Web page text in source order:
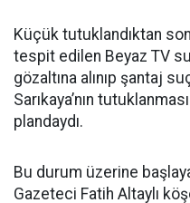
Küçük tutuklandıktan
tespit edilen Beyaz TV
gözaltına alınıp şantaj
Sarıkaya’nın
plandaydı.
Bu durum üzerine
Gazeteci Fatih Altaylı